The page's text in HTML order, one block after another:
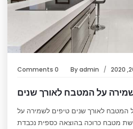
Byadmin
0 Comments
על המטבח לאורך שנים
המטבח לאורך שנים טיפים לשמירה על
מטבח כרוכה בהוצאה כספית נכבדת